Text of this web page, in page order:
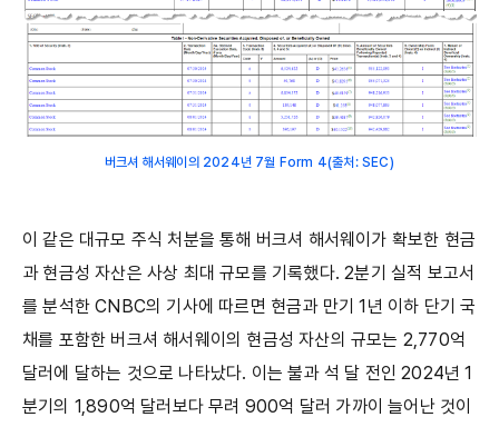
버크셔 해서웨이의 2024년 7월 Form 4(출처: SEC)
이 같은 대규모 주식 처분을 통해 버크셔 해서웨이가 확보한 현금
과 현금성 자산은 사상 최대 규모를 기록했다. 2분기 실적 보고서
를 분석한 CNBC의 기사에 따르면 현금과 만기 1년 이하 단기 국
채를 포함한 버크셔 해서웨이의 현금성 자산의 규모는 2,770억
달러에 달하는 것으로 나타났다. 이는 불과 석 달 전인 2024년 1
분기의 1,890억 달러보다 무려 900억 달러 가까이 늘어난 것이